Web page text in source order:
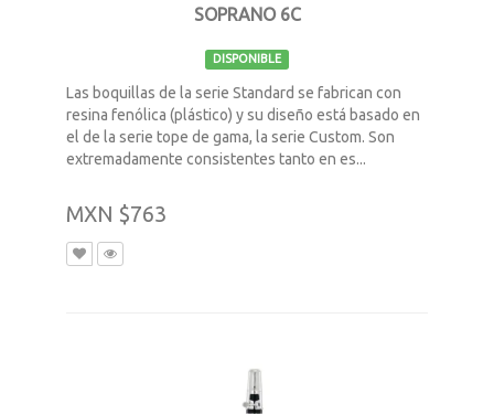
SOPRANO 6C
DISPONIBLE
Las boquillas de la serie Standard se fabrican con
resina fenólica (plástico) y su diseño está basado en
el de la serie tope de gama, la serie Custom. Son
extremadamente consistentes tanto en es...
MXN $763